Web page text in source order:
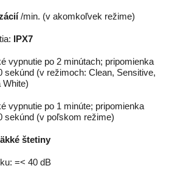
/min. (v akomkoľvek režime)
IPX7
vypnutie po 2 minútach; pripomienka
sekúnd (v režimoch: Clean, Sensitive,
White)
vypnutie po 1 minúte; pripomienka
sekúnd (v poľskom režime)
štetiny
=< 40 dB